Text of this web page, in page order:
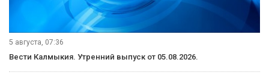
«Өрүнә һарц» от 05.08.2026.